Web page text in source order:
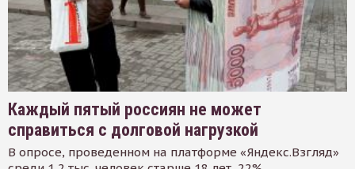
Каждый пятый россиян не может
справиться с долговой нагрузкой
В опросе, проведенном на платформе «Яндекс.Взгляд»